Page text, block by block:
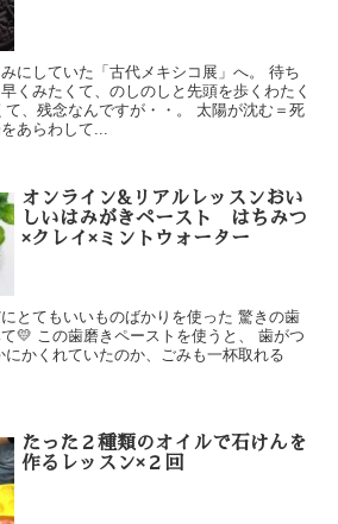
にしていた「古代メキシコ展」へ。 待ち
くみたくて、のしのしと先頭を歩くわたく
て、残念なんですが・・。 太陽が沈む＝死
あらわして...
オンライン&リアルレッスンおい
しいはみがきペースト はちみつ
×クレイ×ミントウォーター
とてもいいものばかりを使った 驚きの歯
💛 この歯磨きペーストを使うと、 歯がつ
かくれていたのか、ごみも一杯取れる
たった２種類のオイルで石けんを
作るレッスン×２回